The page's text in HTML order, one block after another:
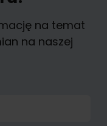
na temat
na naszej